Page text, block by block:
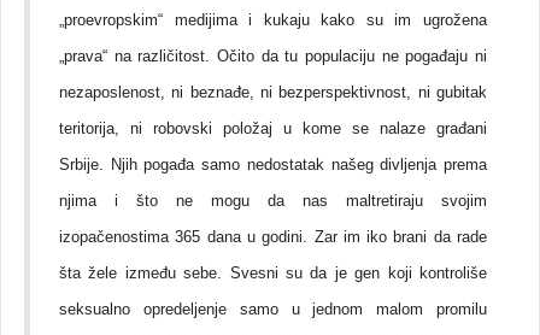
„proevropskim“ medijima i kukaju kako su im ugrožena
„prava“ na različitost. Očito da tu populaciju ne pogađaju ni
nezaposlenost, ni beznađe, ni bezperspektivnost, ni gubitak
teritorija, ni robovski položaj u kome se nalaze građani
Srbije. Njih pogađa samo nedostatak našeg divljenja prema
njima i što ne mogu da nas maltretiraju svojim
izopačenostima 365 dana u godini. Zar im iko brani da rade
šta žele između sebe. Svesni su da je gen koji kontroliše
seksualno opredeljenje samo u jednom malom promilu